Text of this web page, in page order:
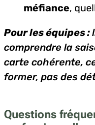
méfiance,
Pour les équipes :
comprendre la
carte cohérente,
former, pas des
Questions